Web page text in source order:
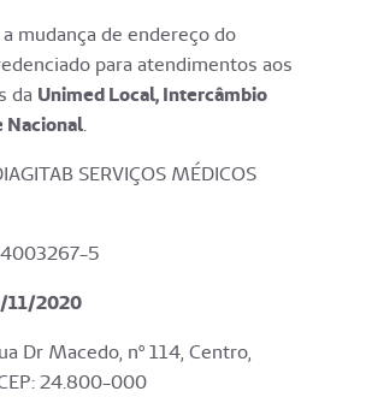
mudança de endereço do
para atendimentos aos
da Unimed Local, Intercâmbio
Nacional.
SERVIÇOS MÉDICOS
5
/11/2020
Dr Macedo, nº 114, Centro,
24.800-000